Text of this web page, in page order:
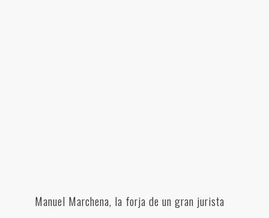
Manuel Marchena, la forja de un gran jurista